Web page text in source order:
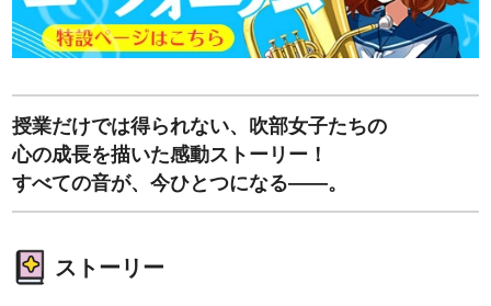
授業だけでは得られない、吹部女子たちの
心の成長を描いた感動ストーリー！
すべての音が、今ひとつになる――。
ストーリー